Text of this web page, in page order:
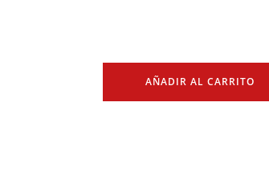
AÑADIR AL CARRITO